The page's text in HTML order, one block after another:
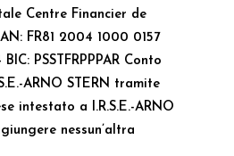
Centre Financier de
FR81 2004 1000 0157
PSSTFRPPPAR Conto
ARNO STERN tramite
intestato a I.R.S.E.-ARNO
nessun’altra